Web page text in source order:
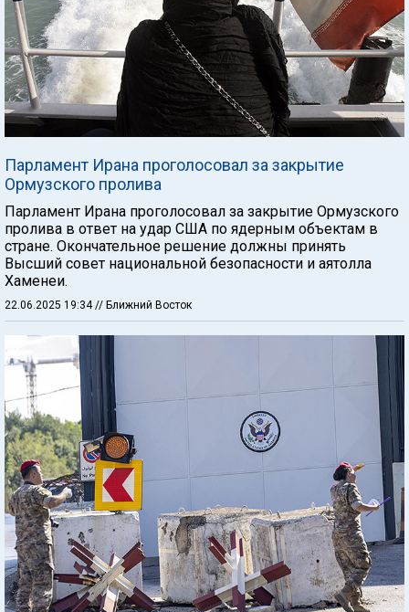
Парламент Ирана проголосовал за закрытие
Ормузского пролива
Парламент Ирана проголосовал за закрытие Ормузского
пролива в ответ на удар США по ядерным объектам в
стране. Окончательное решение должны принять
Высший совет национальной безопасности и аятолла
Хаменеи.
22.06.2025 19:34// Ближний Восток